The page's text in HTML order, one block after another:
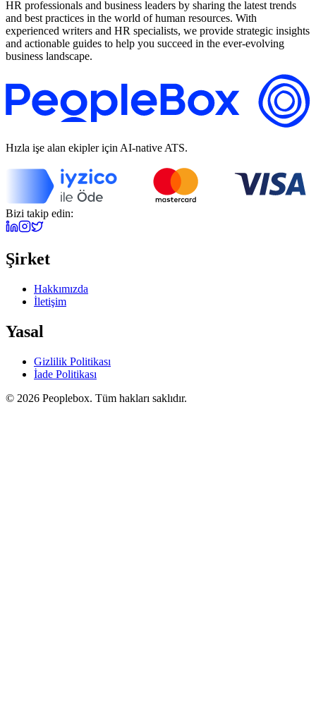
HR professionals and business leaders by sharing the latest trends
and best practices in the world of human resources. With
experienced writers and HR specialists, we provide strategic insights
and actionable guides to help you succeed in the ever-evolving
business landscape.
Hızla işe alan ekipler için AI-native ATS.
Bizi takip edin:
Şirket
Hakkımızda
İletişim
Yasal
Gizlilik Politikası
İade Politikası
© 2026 Peoplebox. Tüm hakları saklıdır.